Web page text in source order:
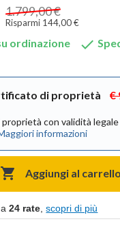
1.799,00 €
Risparmi 144,00 €
ordinazione 
di proprietà
€
con validità legale
informazioni
 Aggiungi al carrello
a24 rate ,scopri di più